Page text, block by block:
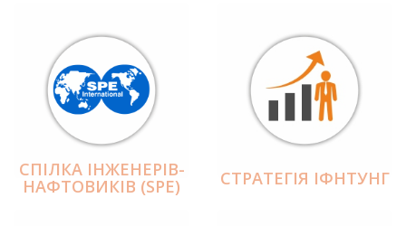
СПІЛКА ІНЖЕНЕРІВ-
НАФТОВИКІВ (SPE) СТРАТЕГІЯ ІФНТУНГ